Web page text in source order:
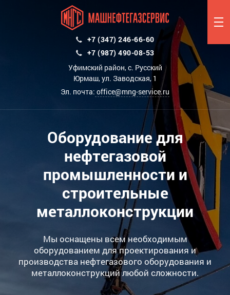
+7 (347) 246-66-60
+7 (987) 490-08-53
Уфимский район, с. Русский
Юрмаш, ул. Заводская, 1
Эл. почта: office@mng-service.ru
Оборудование для
нефтегазовой
промышленности и
строительные
металлоконструкции
Мы оснащены всем необходимым
оборудованием для проектирования и
производства нефтегазового оборудования и
металлоконструкций любой сложности.